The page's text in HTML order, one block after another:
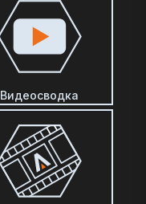
Видеосводка